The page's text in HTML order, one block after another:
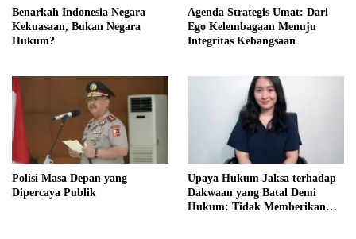
Benarkah Indonesia Negara
Kekuasaan, Bukan Negara
Hukum?
Agenda Strategis Umat: Dari
Ego Kelembagaan Menuju
Integritas Kebangsaan
Polisi Masa Depan yang
Dipercaya Publik
Upaya Hukum Jaksa terhadap
Dakwaan yang Batal Demi
Hukum: Tidak Memberikan